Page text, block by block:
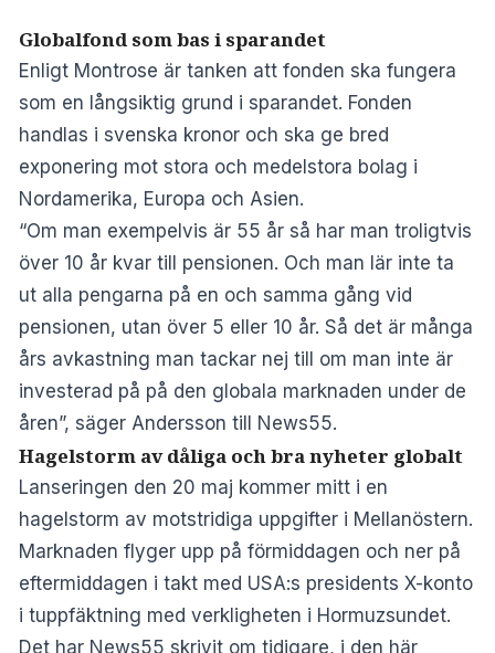
Globalfond som bas i sparandet
Enligt Montrose är tanken att fonden ska fungera
som en långsiktig grund i sparandet. Fonden
handlas i svenska kronor och ska ge bred
exponering mot stora och medelstora bolag i
Nordamerika, Europa och Asien.
“Om man exempelvis är 55 år så har man troligtvis
över 10 år kvar till pensionen. Och man lär inte ta
ut alla pengarna på en och samma gång vid
pensionen, utan över 5 eller 10 år. Så det är många
års avkastning man tackar nej till om man inte är
investerad på på den globala marknaden under de
åren”, säger Andersson till News55.
Hagelstorm av dåliga och bra nyheter globalt
Lanseringen den 20 maj kommer mitt i en
hagelstorm av motstridiga uppgifter i Mellanöstern.
Marknaden flyger upp på förmiddagen och ner på
eftermiddagen i takt med USA:s presidents X-konto
i tuppfäktning med verkligheten i Hormuzsundet.
Det har News55 skrivit om tidigare, i den här